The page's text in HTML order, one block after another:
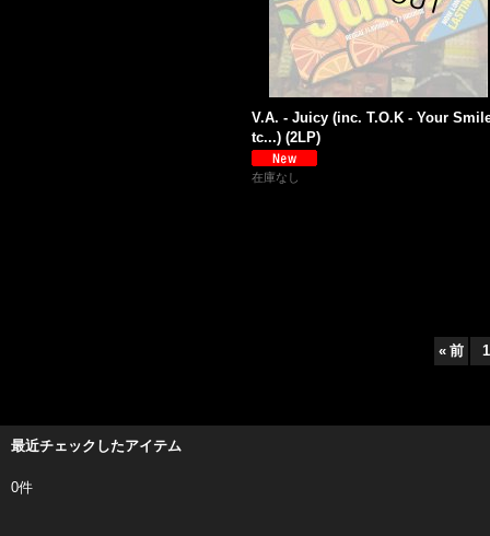
V.A. - Juicy (inc. T.O.K - Your
tc...) (2LP)
在庫なし
« 前 1
最近チェックしたアイテム
0件